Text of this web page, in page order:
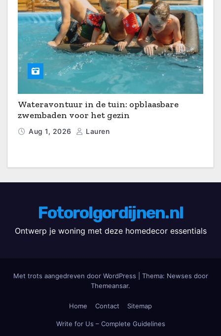
Wateravontuur in de tuin: opblaasbare
zwembaden voor het gezin
Aug 1, 2026 Lauren
Fotorolgordijnen.nl
Ontwerp je woning met deze homedecor essentials
Met trots aangedreven door WordPress
Thema: Newses door
Themeansar.
Home Contact Sitemap
Write for Us – Complete Guidelines